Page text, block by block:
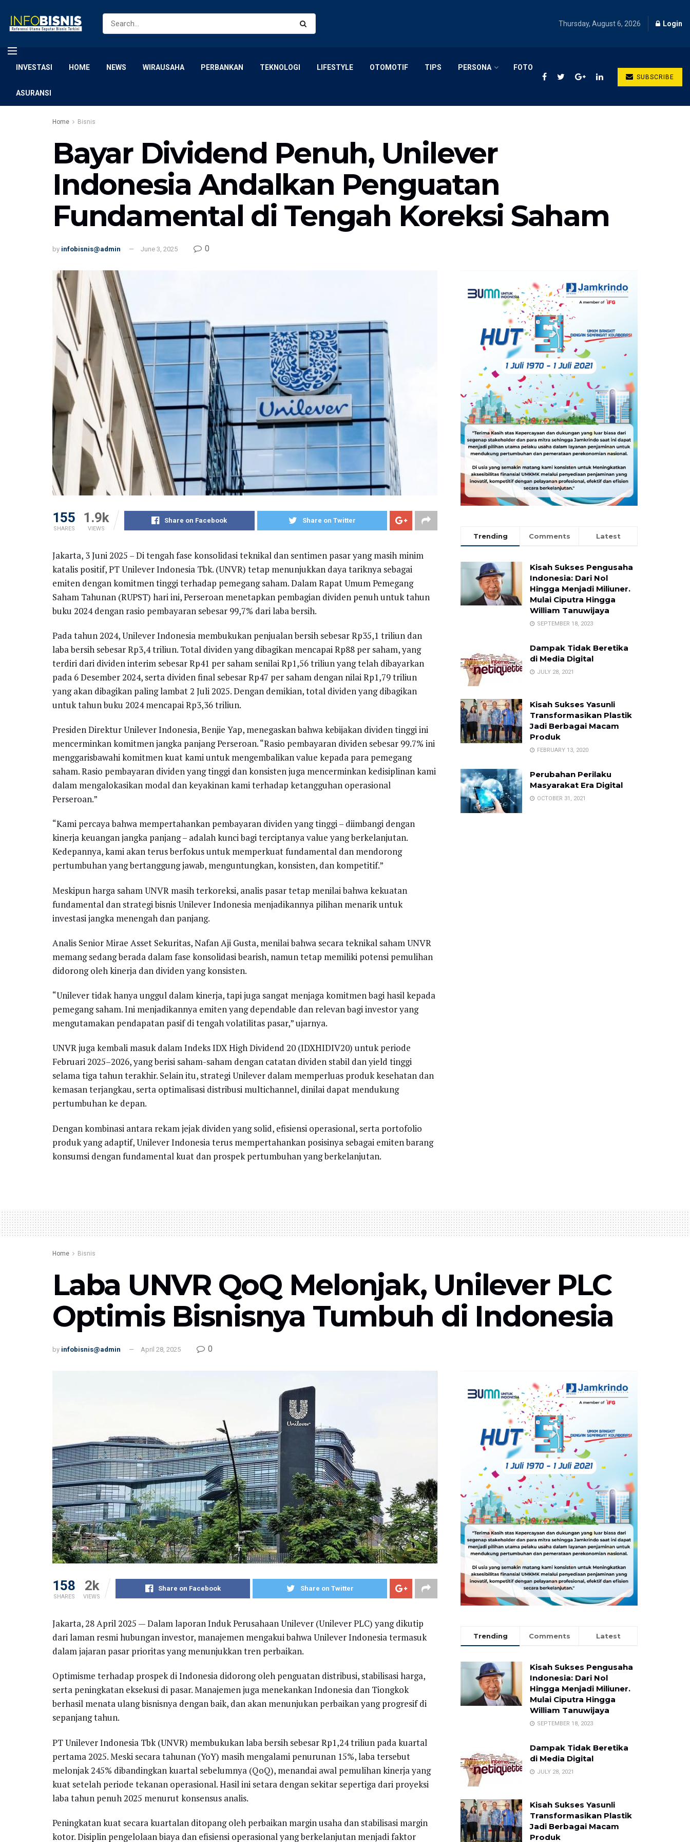
Thursday, August 6, 2026 Login
INVESTASI HOME NEWS WIRAUSAHA PERBANKAN TEKNOLOGI LIFESTYLE OTOMOTIF TIPS PERSONA FOTO
ASURANSI
SUBSCRIBE
Home Bisnis
Bayar Dividend Penuh, Unilever
Indonesia Andalkan Penguatan
Fundamental di Tengah Koreksi Saham
by infobisnis@admin June 3, 2025 0
155
SHARES
1.9k
VIEWS
Share on Facebook Share on Twitter
Jakarta, 3 Juni 2025 – Di tengah fase konsolidasi teknikal dan sentimen pasar yang masih minim
katalis positif, PT Unilever Indonesia Tbk. (UNVR) tetap menunjukkan daya tariknya sebagai
emiten dengan komitmen tinggi terhadap pemegang saham. Dalam Rapat Umum Pemegang
Saham Tahunan (RUPST) hari ini, Perseroan menetapkan pembagian dividen penuh untuk tahun
buku 2024 dengan rasio pembayaran sebesar 99,7% dari laba bersih.
Pada tahun 2024, Unilever Indonesia membukukan penjualan bersih sebesar Rp35,1 triliun dan
laba bersih sebesar Rp3,4 triliun. Total dividen yang dibagikan mencapai Rp88 per saham, yang
terdiri dari dividen interim sebesar Rp41 per saham senilai Rp1,56 triliun yang telah dibayarkan
pada 6 Desember 2024, serta dividen final sebesar Rp47 per saham dengan nilai Rp1,79 triliun
yang akan dibagikan paling lambat 2 Juli 2025. Dengan demikian, total dividen yang dibagikan
untuk tahun buku 2024 mencapai Rp3,36 triliun.
Presiden Direktur Unilever Indonesia, Benjie Yap, menegaskan bahwa kebijakan dividen tinggi ini
mencerminkan komitmen jangka panjang Perseroan. “Rasio pembayaran dividen sebesar 99.7% ini
menggarisbawahi komitmen kuat kami untuk mengembalikan value kepada para pemegang
saham. Rasio pembayaran dividen yang tinggi dan konsisten juga mencerminkan kedisiplinan kami
dalam mengalokasikan modal dan keyakinan kami terhadap ketangguhan operasional
Perseroan.”
“Kami percaya bahwa mempertahankan pembayaran dividen yang tinggi – diimbangi dengan
kinerja keuangan jangka panjang – adalah kunci bagi terciptanya value yang berkelanjutan.
Kedepannya, kami akan terus berfokus untuk memperkuat fundamental dan mendorong
pertumbuhan yang bertanggung jawab, menguntungkan, konsisten, dan kompetitif.”
Meskipun harga saham UNVR masih terkoreksi, analis pasar tetap menilai bahwa kekuatan
fundamental dan strategi bisnis Unilever Indonesia menjadikannya pilihan menarik untuk
investasi jangka menengah dan panjang.
Analis Senior Mirae Asset Sekuritas, Nafan Aji Gusta, menilai bahwa secara teknikal saham UNVR
memang sedang berada dalam fase konsolidasi bearish, namun tetap memiliki potensi pemulihan
didorong oleh kinerja dan dividen yang konsisten.
“Unilever tidak hanya unggul dalam kinerja, tapi juga sangat menjaga komitmen bagi hasil kepada
pemegang saham. Ini menjadikannya emiten yang dependable dan relevan bagi investor yang
mengutamakan pendapatan pasif di tengah volatilitas pasar,” ujarnya.
UNVR juga kembali masuk dalam Indeks IDX High Dividend 20 (IDXHIDIV20) untuk periode
Februari 2025–2026, yang berisi saham-saham dengan catatan dividen stabil dan yield tinggi
selama tiga tahun terakhir. Selain itu, strategi Unilever dalam memperluas produk kesehatan dan
kemasan terjangkau, serta optimalisasi distribusi multichannel, dinilai dapat mendukung
pertumbuhan ke depan.
Dengan kombinasi antara rekam jejak dividen yang solid, efisiensi operasional, serta portofolio
produk yang adaptif, Unilever Indonesia terus mempertahankan posisinya sebagai emiten barang
konsumsi dengan fundamental kuat dan prospek pertumbuhan yang berkelanjutan.
Trending Comments Latest
Kisah Sukses Pengusaha
Indonesia: Dari Nol
Hingga Menjadi Miliuner.
Mulai Ciputra Hingga
William Tanuwijaya
SEPTEMBER 18, 2023
Dampak Tidak Beretika
di Media Digital
JULY 28, 2021
Kisah Sukses Yasunli
Transformasikan Plastik
Jadi Berbagai Macam
Produk
FEBRUARY 13, 2020
Perubahan Perilaku
Masyarakat Era Digital
OCTOBER 31, 2021
Home Bisnis
Laba UNVR QoQ Melonjak, Unilever PLC
Optimis Bisnisnya Tumbuh di Indonesia
by infobisnis@admin April 28, 2025 0
158
SHARES
2k
VIEWS
Share on Facebook Share on Twitter
Jakarta, 28 April 2025 — Dalam laporan Induk Perusahaan Unilever (Unilever PLC) yang dikutip
dari laman resmi hubungan investor, manajemen mengakui bahwa Unilever Indonesia termasuk
dalam jajaran pasar prioritas yang menunjukkan tren perbaikan.
Optimisme terhadap prospek di Indonesia didorong oleh penguatan distribusi, stabilisasi harga,
serta peningkatan eksekusi di pasar. Manajemen juga menekankan Indonesia dan Tiongkok
berhasil menata ulang bisnisnya dengan baik, dan akan menunjukan perbaikan yang progresif di
sepanjang tahun.
PT Unilever Indonesia Tbk (UNVR) membukukan laba bersih sebesar Rp1,24 triliun pada kuartal
pertama 2025. Meski secara tahunan (YoY) masih mengalami penurunan 15%, laba tersebut
melonjak 245% dibandingkan kuartal sebelumnya (QoQ), menandai awal pemulihan kinerja yang
kuat setelah periode tekanan operasional. Hasil ini setara dengan sekitar sepertiga dari proyeksi
laba tahun penuh 2025 menurut konsensus analis.
Peningkatan kuat secara kuartalan ditopang oleh perbaikan margin usaha dan stabilisasi margin
kotor. Disiplin pengelolaan biaya dan efisiensi operasional yang berkelanjutan menjadi faktor
Trending Comments Latest
Kisah Sukses Pengusaha
Indonesia: Dari Nol
Hingga Menjadi Miliuner.
Mulai Ciputra Hingga
William Tanuwijaya
SEPTEMBER 18, 2023
Dampak Tidak Beretika
di Media Digital
JULY 28, 2021
Kisah Sukses Yasunli
Transformasikan Plastik
Jadi Berbagai Macam
Produk